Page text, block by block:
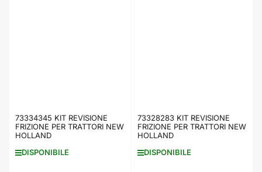
73334345 KIT REVISIONE
FRIZIONE PER TRATTORI NEW
HOLLAND
DISPONIBILE
73328283 KIT REVISIONE
FRIZIONE PER TRATTORI NEW
HOLLAND
DISPONIBILE